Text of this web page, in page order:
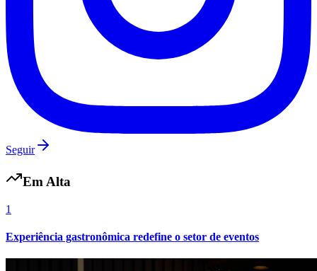
Seguir
Em Alta
1
Experiência gastronômica redefine o setor de eventos